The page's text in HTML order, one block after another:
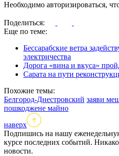
Необходимо авторизироваться,
Поделиться:
Еще по теме:
Бессарабские ветра
электричества
Дорога «вина и вкуса»
Сарата на пути
Похожие темы:
Белгород-Днестровский заяви
пошкоджене майно
наверх
Подпишись на нашу
курсе последних событий.
новости.